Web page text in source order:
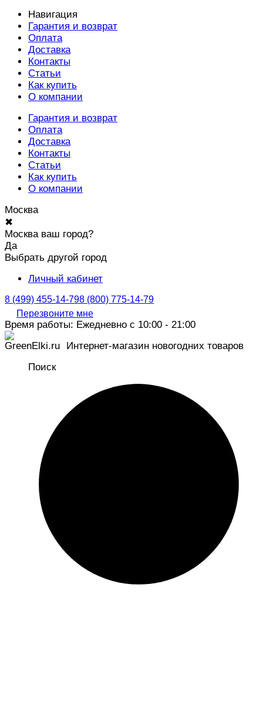
Навигация
Гарантия и возврат
Оплата
Доставка
Контакты
Статьи
Как купить
О компании
Гарантия и возврат
Оплата
Доставка
Контакты
Статьи
Как купить
О компании
Москва
✖
Москва ваш город?
Да
Выбрать другой город
Личный кабинет
8 (499) 455-14-798 (800) 775-14-79
Перезвоните мне
Время работы: Ежедневно с 10:00 - 21:00
Интернет-магазин новогодних товаров
Поиск